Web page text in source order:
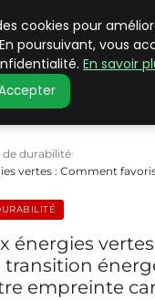
C
de durabilité
vertes : Comment
énergies
transition
empreinte
cookies pour
poursuivant, vous
En savoir